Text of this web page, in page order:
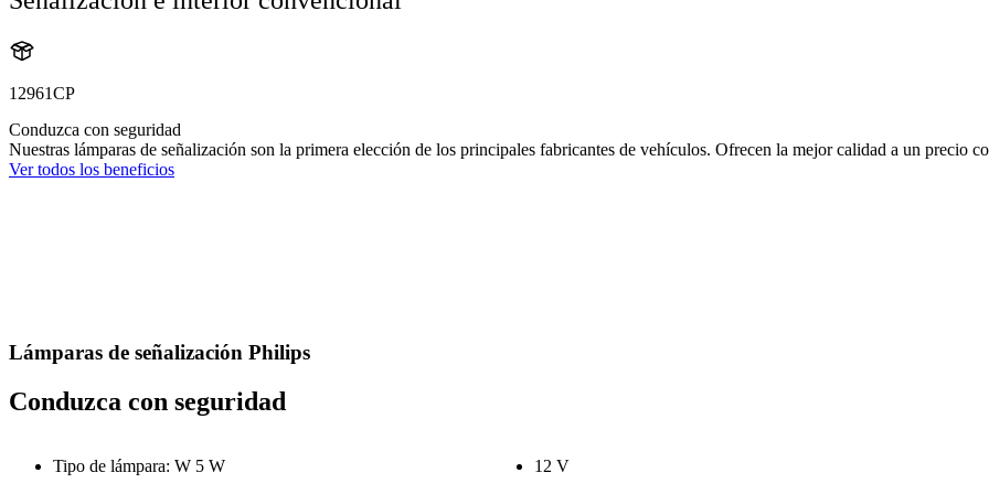
12961CP
Conduzca con seguridad
Nuestras lámparas de señalización son la primera elección de los principales fabricantes de vehículos. Ofrecen la mejor calidad a un precio
Ver todos los beneficios
Lámparas de señalización Philips
Conduzca con seguridad
Tipo de lámpara: W 5 W 12 V